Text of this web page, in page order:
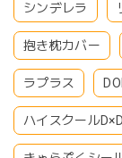
シンデレラ
抱き枕カバー
ラプラス
ハイスクールD×D